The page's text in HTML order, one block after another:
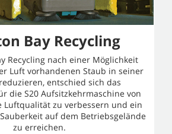
Bay Recycling
Recycling nach einer Möglichkeit
Luft vorhandenen Staub in seiner
entschied sich das
die S20 Aufsitzkehrmaschine von
Luftqualität zu verbessern und ein
auf dem Betriebsgelände
zu erreichen.